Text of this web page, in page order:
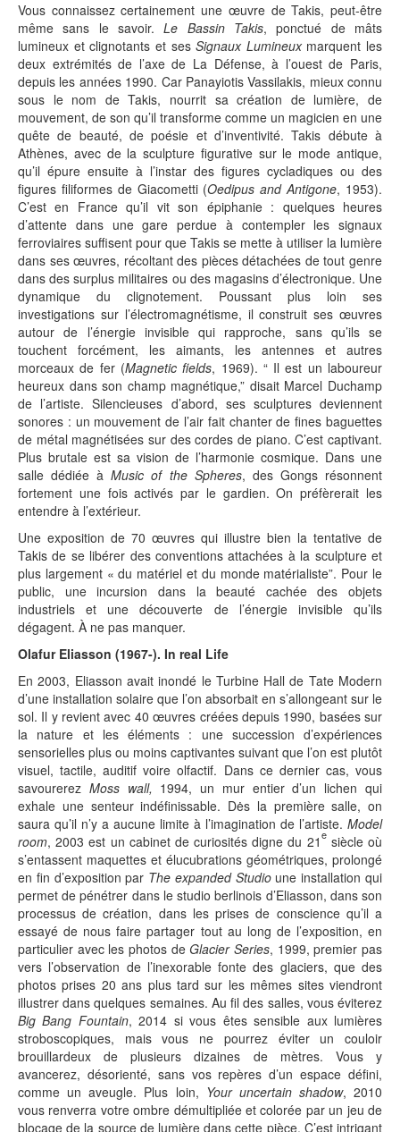
Vous connaissez certainement une œuvre de Takis, peut-être
même sans le savoir.Le Bassin Takis, ponctué de mâts
lumineux et clignotants et sesSignaux Lumineuxmarquent les
deux extrémités de l’axe de La Défense, à l’ouest de Paris,
depuis les années 1990. Car Panayiotis Vassilakis, mieux connu
sous le nom de Takis, nourrit sa création de lumière, de
mouvement, de son qu’il transforme comme un magicien en une
quête de beauté, de poésie et d’inventivité. Takis débute à
Athènes, avec de la sculpture figurative sur le mode antique,
qu’il épure ensuite à l’instar des figures cycladiques ou des
figures filiformes de Giacometti (Oedipus and Antigone, 1953).
C’est en France qu’il vit son épiphanie : quelques heures
d’attente dans une gare perdue à contempler les signaux
ferroviaires suffisent pour que Takis se mette à utiliser la lumière
dans ses œuvres, récoltant des pièces détachées de tout genre
dans des surplus militaires ou des magasins d’électronique. Une
dynamique du clignotement. Poussant plus loin ses
investigations sur l’électromagnétisme, il construit ses œuvres
autour de l’énergie invisible qui rapproche, sans qu’ils se
touchent forcément, les aimants, les antennes et autres
morceaux de fer (Magnetic fields, 1969). “ Il est un laboureur
heureux dans son champ magnétique,” disait Marcel Duchamp
de l’artiste. Silencieuses d’abord, ses sculptures deviennent
sonores : un mouvement de l’air fait chanter de fines baguettes
de métal magnétisées sur des cordes de piano. C’est captivant.
Plus brutale est sa vision de l’harmonie cosmique. Dans une
salle dédiée àMusic of the Spheres, des Gongs résonnent
fortement une fois activés par le gardien. On préfèrerait les
entendre à l’extérieur.
Une exposition de 70 œuvres qui illustre bien la tentative de
Takis de se libérer des conventions attachées à la sculpture et
plus largement « du matériel et du monde matérialiste”. Pour le
public, une incursion dans la beauté cachée des objets
industriels et une découverte de l’énergie invisible qu’ils
dégagent. À ne pas manquer.
Olafur Eliasson (1967-). In real Life
En 2003, Eliasson avait inondé le Turbine Hall de Tate Modern
d’une installation solaire que l’on absorbait en s’allongeant sur le
sol. Il y revient avec 40 œuvres créées depuis 1990, basées sur
la nature et les éléments : une succession d’expériences
sensorielles plus ou moins captivantes suivant que l’on est plutôt
visuel, tactile, auditif voire olfactif. Dans ce dernier cas, vous
savourerez Moss wall, 1994, un mur entier d’un lichen qui
exhale une senteur indéfinissable. Dės la première salle, on
saura qu’il n’y a aucune limite à l’imagination de l’artiste. Model
room, 2003 est un cabinet de curiosités digne du 21esiècle où
s’entassent maquettes et élucubrations géométriques, prolongé
en fin d’exposition par The expanded Studioune installation qui
permet de pénétrer dans le studio berlinois d’Eliasson, dans son
processus de création, dans les prises de conscience qu’il a
essayé de nous faire partager tout au long de l’exposition, en
particulier avec les photos deGlacier Series, 1999, premier pas
vers l’observation de l’inexorable fonte des glaciers, que des
photos prises 20 ans plus tard sur les mêmes sites viendront
illustrer dans quelques semaines. Au fil des salles, vous éviterez
Big Bang Fountain, 2014 si vous êtes sensible aux lumières
stroboscopiques, mais vous ne pourrez éviter un couloir
brouillardeux de plusieurs dizaines de mètres. Vous y
avancerez, désorienté, sans vos repères d’un espace défini,
comme un aveugle. Plus loin, Your uncertain shadow, 2010
vous renverra votre ombre démultipliée et colorée par un jeu de
blocage de la source de lumière dans cette pièce. C’est intrigant